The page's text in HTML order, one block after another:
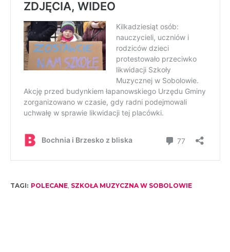
TAGI: POLECANE, SZKOŁA MUZYCZNA W SOBOLOWIE